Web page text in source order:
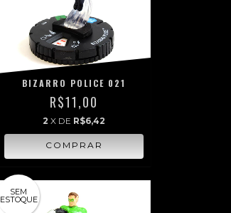
BIZARRO POLICE 021
R$11,00
2 X DE R$6,42
SEM
ESTOQUE